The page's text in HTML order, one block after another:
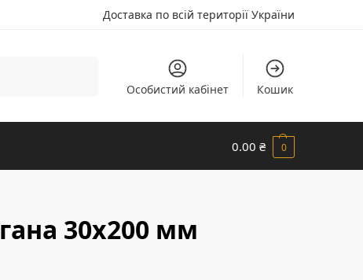
Доставка по всій території України
Особистий кабінет Кошик
0.00 ₴ 0
30х200 мм